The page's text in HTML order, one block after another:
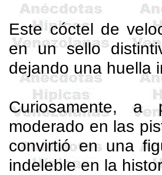
Este cóctel de
en un sello
dejando una huella
Curiosamente,
moderado en las
convirtió en una
indeleble en la